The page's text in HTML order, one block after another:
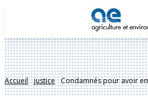
Accueil justice Condamnés pour avoir